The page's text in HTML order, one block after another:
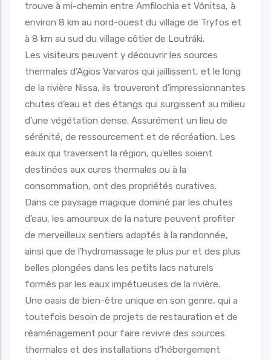
trouve à mi-chemin entre Amfilochia et Vónitsa, à
environ 8 km au nord-ouest du village de Tryfos et
à 8 km au sud du village côtier de Loutráki.
Les visiteurs peuvent y découvrir les sources
thermales d’Agios Varvaros qui jaillissent, et le long
de la rivière Nissa, ils trouveront d’impressionnantes
chutes d’eau et des étangs qui surgissent au milieu
d’une végétation dense. Assurément un lieu de
sérénité, de ressourcement et de récréation. Les
eaux qui traversent la région, qu’elles soient
destinées aux cures thermales ou à la
consommation, ont des propriétés curatives.
Dans ce paysage magique dominé par les chutes
d’eau, les amoureux de la nature peuvent profiter
de merveilleux sentiers adaptés à la randonnée,
ainsi que de l’hydromassage le plus pur et des plus
belles plongées dans les petits lacs naturels
formés par les eaux impétueuses de la rivière.
Une oasis de bien-être unique en son genre, qui a
toutefois besoin de projets de restauration et de
réaménagement pour faire revivre des sources
thermales et des installations d’hébergement